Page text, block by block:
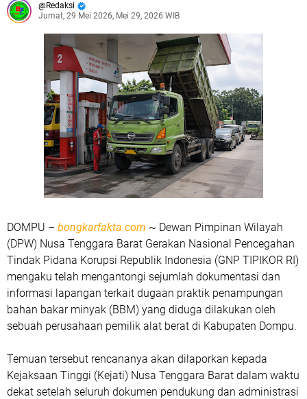
Redaksi
Jumat, 29 Mei 2026, Mei 29, 2026 WIB
DOMPU – bongkarfakta.com ~ Dewan Pimpinan Wilayah
(DPW) Nusa Tenggara Barat Gerakan Nasional Pencegahan
Tindak Pidana Korupsi Republik Indonesia (GNP TIPIKOR RI)
mengaku telah mengantongi sejumlah dokumentasi dan
informasi lapangan terkait dugaan praktik penampungan
bahan bakar minyak (BBM) yang diduga dilakukan oleh
sebuah perusahaan pemilik alat berat di Kabupaten Dompu.
Temuan tersebut rencananya akan dilaporkan kepada
Kejaksaan Tinggi (Kejati) Nusa Tenggara Barat dalam waktu
dekat setelah seluruh dokumen pendukung dan administrasi